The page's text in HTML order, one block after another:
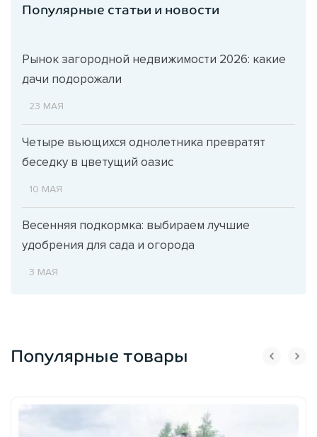
Популярные статьи и новости
Рынок загородной недвижимости 2026: какие
дачи подорожали
23 МАЯ
Четыре вьющихся однолетника превратят
беседку в цветущий оазис
10 МАЯ
Весенняя подкормка: выбираем лучшие
удобрения для сада и огорода
3 МАЯ
Популярные товары